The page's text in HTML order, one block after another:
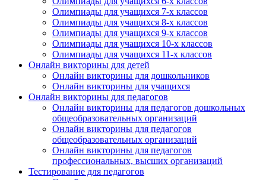
Олимпиады для учащихся 7-х классов
Олимпиады для учащихся 8-х классов
Олимпиады для учащихся 9-х классов
Олимпиады для учащихся 10-х классов
Олимпиады для учащихся 11-х классов
Онлайн викторины для детей
Онлайн викторины для дошкольников
Онлайн викторины для учащихся
Онлайн викторины для педагогов
Онлайн викторины для педагогов дошкольных
общеобразовательных организаций
Онлайн викторины для педагогов
общеобразовательных организаций
Онлайн викторины для педагогов
профессиональных, высших организаций
Тестирование для педагогов